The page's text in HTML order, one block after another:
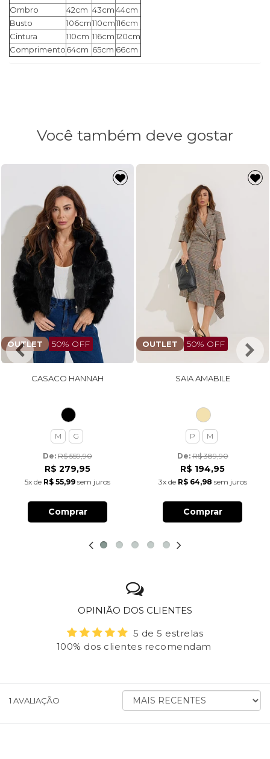
Ombro
42cm 43cm44cm
Busto
106cm110cm116cm
Cintura
110cm 116cm120cm
Comprimento64cm 65cm 66cm
Você também deve gostar
OUTLET 50% OFF
CASACO HANNAH
M G
De: R$ 559,90
R$ 279,95
5x de R$ 55,99 sem juros
Comprar
OUTLET 50% OFF
SAIA AMABILE
P M
De: R$ 389,90
R$ 194,95
3xde R$ 64,98 sem juros
Comprar
OPINIÃO DOS CLIENTES
5 de 5 estrelas
100% dos clientes recomendam
1 AVALIAÇÃO
ORDENAR
AVALIAÇÕES